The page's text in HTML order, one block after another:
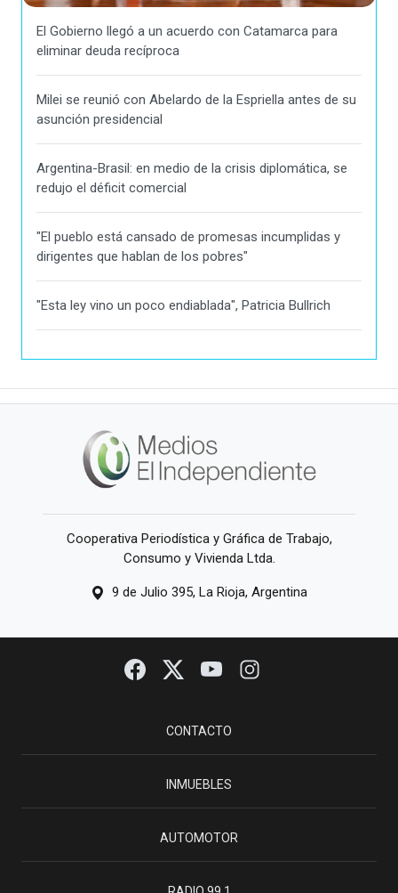
El Gobierno llegó a un acuerdo con Catamarca para
eliminar deuda recíproca
Milei se reunió con Abelardo de la Espriella antes de su
asunción presidencial
Argentina-Brasil: en medio de la crisis diplomática, se
redujo el déficit comercial
"El pueblo está cansado de promesas incumplidas y
dirigentes que hablan de los pobres"
"Esta ley vino un poco endiablada", Patricia Bullrich
Cooperativa Periodística y Gráfica de Trabajo,
Consumo y Vivienda Ltda.
9 de Julio 395, La Rioja, Argentina
CONTACTO
INMUEBLES
AUTOMOTOR